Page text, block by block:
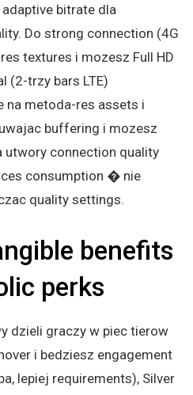
bitrate dla
Do strong connection (4G
textures i mozesz Full HD
(2-trzy bars LTE)
na metoda-res assets i
buffering i mozesz
utwory connection quality
consumption � nie
quality settings.
benefits
perks
dzieli graczy w piec tierow
i bedziesz engagement
lepiej requirements), Silver